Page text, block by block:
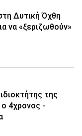
Δυτική Όχθη
να «ξεριζωθούν»
της
ο 4χρονος -